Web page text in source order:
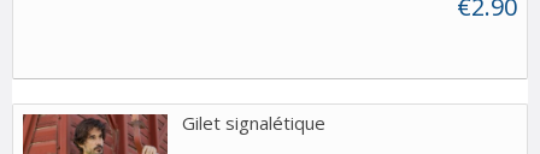
€2.90
Gilet signalétique